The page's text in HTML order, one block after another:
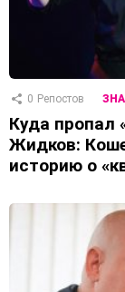
0 Репостов
Куда пропал
Жидков:
историю о